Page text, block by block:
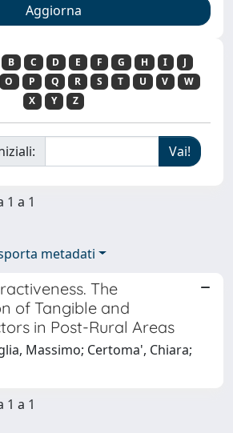
B C D E F G H I
J
O P Q R S T U V
W
X
Y Z
a 1
metadati
The
of Tangible and
in Post-Rural Areas
Massimo; Certoma', Chiara;
a 1